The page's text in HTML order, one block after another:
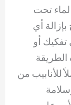
تحت
أي
تفكيك أو
الطريقة
للأنابيب من